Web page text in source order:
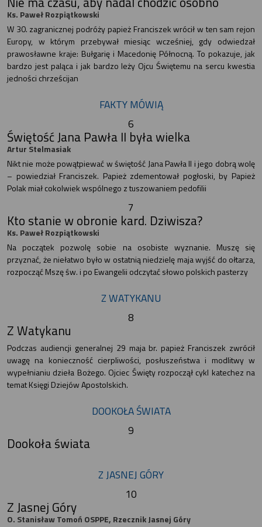
Ks. Paweł Rozpiątkowski
W 30. zagranicznej podróży papież Franciszek wrócił w ten sam rejon
Europy, w którym przebywał miesiąc wcześniej, gdy odwiedzał
prawosławne kraje: Bułgarię i Macedonię Północną. To pokazuje, jak
bardzo jest paląca i jak bardzo leży Ojcu Świętemu na sercu kwestia
jedności chrześcijan
FAKTY MÓWIĄ
6
Świętość Jana Pawła II była wielka
Artur Stelmasiak
Nikt nie może powątpiewać w świętość Jana Pawła II i jego dobrą wolę
– powiedział Franciszek. Papież zdementował pogłoski, by Papież
Polak miał cokolwiek wspólnego z tuszowaniem pedofilii
7
Kto stanie w obronie kard. Dziwisza?
Ks. Paweł Rozpiątkowski
Na początek pozwolę sobie na osobiste wyznanie. Muszę się
przyznać, że niełatwo było w ostatnią niedzielę maja wyjść do ołtarza,
rozpocząć Mszę św. i po Ewangelii odczytać słowo polskich pasterzy
Z WATYKANU
8
Z Watykanu
Podczas audiencji generalnej 29 maja br. papież Franciszek zwrócił
uwagę na konieczność cierpliwości, posłuszeństwa i modlitwy w
wypełnianiu dzieła Bożego. Ojciec Święty rozpoczął cykl katechez na
temat Księgi Dziejów Apostolskich.
DOOKOŁA ŚWIATA
9
Dookoła świata
Z JASNEJ GÓRY
10
Z Jasnej Góry
O. Stanisław Tomoń OSPPE, Rzecznik Jasnej Góry